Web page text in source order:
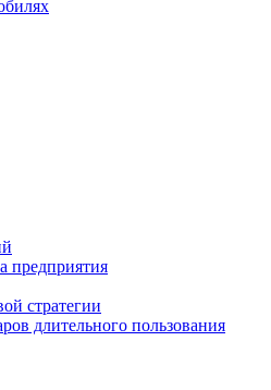
предприятия
стратегии
длительного пользования